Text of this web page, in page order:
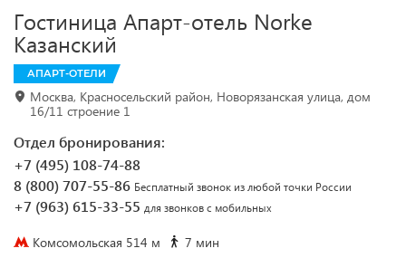
Гостиница Апарт-отель Norke
Казанский
АПАРТ-ОТЕЛИ
Москва, Красносельский район, Новорязанская улица, дом
16/11 строение 1
Отдел бронирования:
+7 (495) 108-74-88
8 (800) 707-55-86 Бесплатный звонок из любой точки России
+7 (963) 615-33-55 для звонков с мобильных
Комсомольская 514 м
7 мин